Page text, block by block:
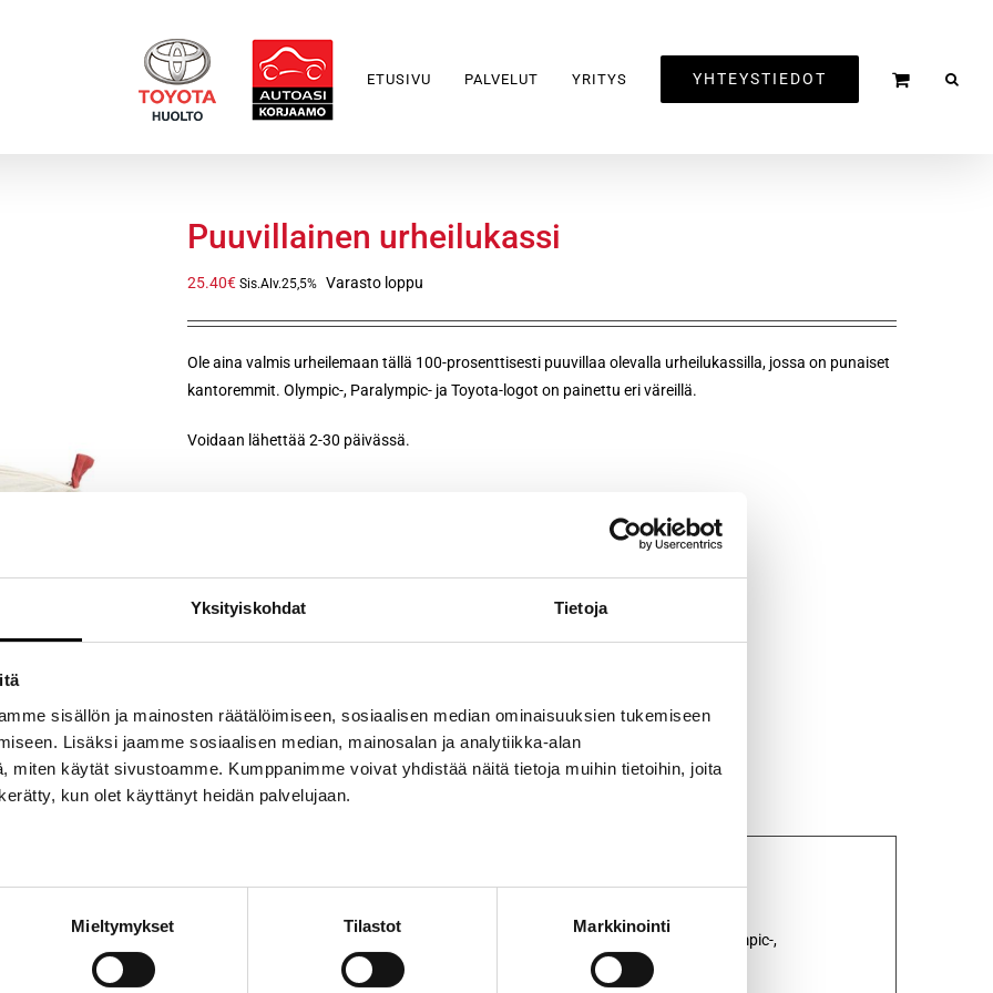
Yksityiskohdat Tietoja
sisällön ja mainosten räätälöimiseen, sosiaalisen median ominaisuuksien tukemiseen
Lisäksi jaamme sosiaalisen median, mainosalan ja analytiikka-alan
miten käytät sivustoamme. Kumppanimme voivat yhdistää näitä tietoja muihin tietoihin, joita
kun olet käyttänyt heidän palvelujaan.
Mieltymykset Tilastot Markkinointi
ETUSIVU PALVELUT YRITYS YHTEYSTIEDOT
Puuvillainen urheilukassi
25.40€ Sis.Alv.25,5% Varasto loppu
Ole aina valmis urheilemaan tällä 100-prosenttisesti puuvillaa olevalla urheilukassilla, jossa on punaiset
kantoremmit. Olympic-, Paralympic- ja Toyota-logot on painettu eri väreillä.
Voidaan lähettää 2-30 päivässä.
urheilemaan tällä 100-prosenttisesti puuvillaa olevalla urheilukassilla, jossa on punaiset kantoremmit. Olympic-,
Toyota-logot on painettu eri väreillä.